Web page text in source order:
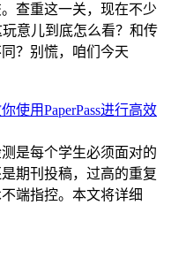
查重这一关，现在不少
意儿到底怎么看？和传
？别慌，咱们今天
使用PaperPass进行高效
是每个学生必须面对的
期刊投稿，过高的重复
端指控。本文将详细